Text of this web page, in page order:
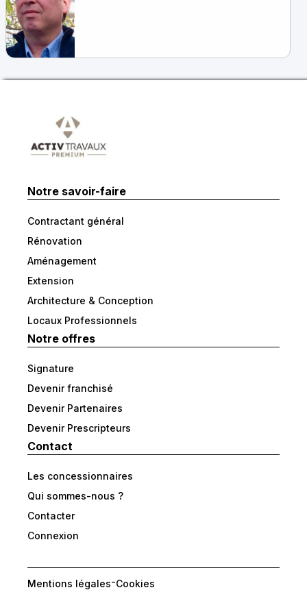
Notre savoir-faire
Contractant général
Rénovation
Aménagement
Extension
Architecture & Conception
Locaux Professionnels
Notre offres
Signature
Devenir franchisé
Devenir Partenaires
Devenir Prescripteurs
Contact
Les concessionnaires
Qui sommes-nous ?
Contacter
Connexion
Mentions légales-Cookies